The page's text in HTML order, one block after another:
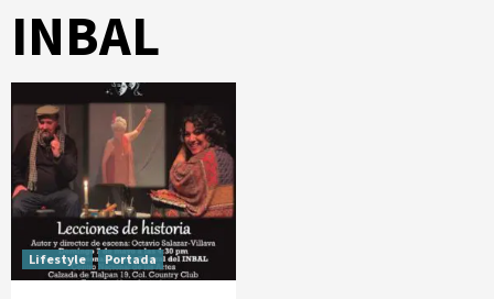
INBAL
Lifestyle Portada